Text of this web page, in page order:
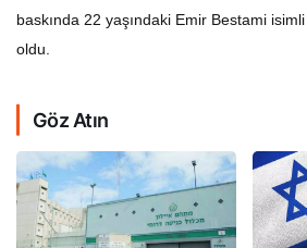
baskında 22 yaşındaki Emir Bestami
oldu.
Göz Atın